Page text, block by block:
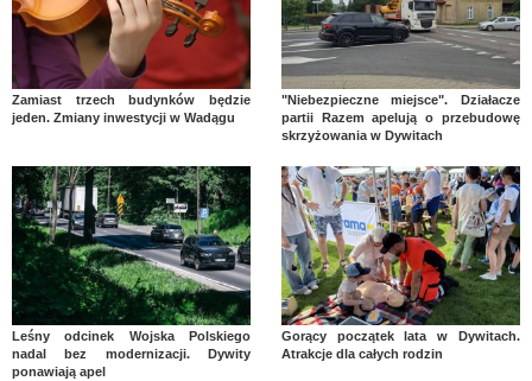
Zamiast trzech budynków będzie
jeden. Zmiany inwestycji w Wadągu
"Niebezpieczne miejsce". Działacze
partii Razem apelują o przebudowę
skrzyżowania w Dywitach
Leśny odcinek Wojska Polskiego
nadal bez modernizacji. Dywity
ponawiają apel
Gorący początek lata w Dywitach.
Atrakcje dla całych rodzin